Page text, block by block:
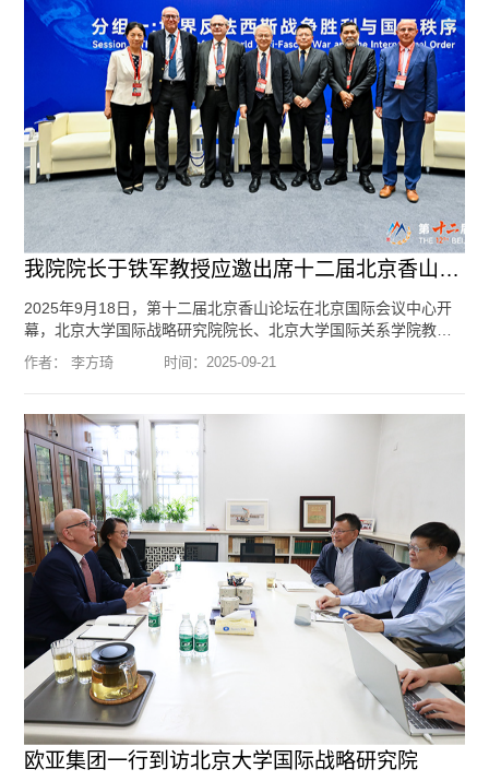
我院院长于铁军教授应邀出席十二届北京香山论坛
2025年9月18日，第十二届北京香山论坛在北京国际会议中心开
幕，北京大学国际战略研究院院长、北京大学国际关系学院教授
于铁军应邀代表我院参会。于铁军教授出席并主持了第一平行分
组会议“世界反法西斯战争胜利与国际秩序”的上半场会议。美国波
（Robert S. Ross），英国东西方战略研究所主席易思（Jean
Christophe Iseux von Pfetten），清华大学国际关系研究院名誉
院长... [阅读全文]
作者： 李方琦 时间：2025-09-21
欧亚集团一行到访北京大学国际战略研究院